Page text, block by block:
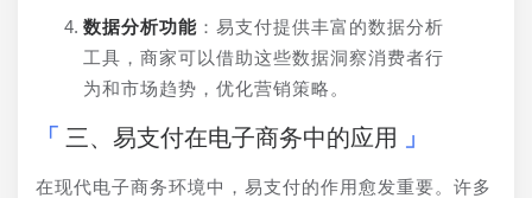
数据分析功能 ：易支付提供丰富的数据分析
工具，商家可以借助这些数据洞察消费者行
为和市场趋势，优化营销策略。
三、易支付在电子商务中的应用
在现代电子商务环境中，易支付的作用愈发重要。许多